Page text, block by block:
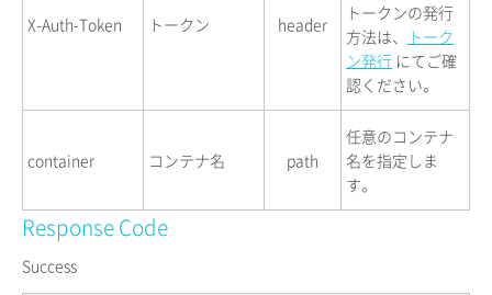
X-Auth-Token トークン header
トークンの発行
方法は、
トーク
ン発行 にてご確
認ください。
container コンテナ名 path
任意のコンテナ
名を指定しま
す。
Response Code
Success